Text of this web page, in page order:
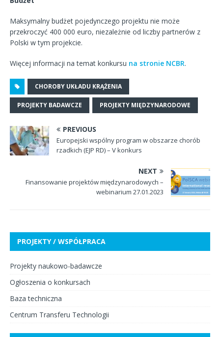
Maksymalny budżet pojedynczego projektu nie może
przekroczyć 400 000 euro, niezależnie od liczby partnerów z
Polski w tym projekcie.
Więcej informacji na temat konkursu na stronie NCBR.
CHOROBY UKŁADU KRĄŻENIA
PROJEKTY BADAWCZE PROJEKTY MIĘDZYNARODOWE
PREVIOUS
Europejski wspólny program w obszarze chorób
rzadkich (EJP RD) – V konkurs
NEXT
Finansowanie projektów międzynarodowych –
webinarium 27.01.2023
PROJEKTY / WSPÓŁPRACA
Projekty naukowo-badawcze
Ogłoszenia o konkursach
Baza techniczna
Centrum Transferu Technologii